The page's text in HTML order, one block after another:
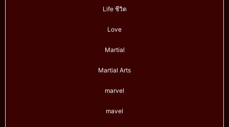
Life ชีวิต
Love
Martial
Martial Arts
marvel
mavel